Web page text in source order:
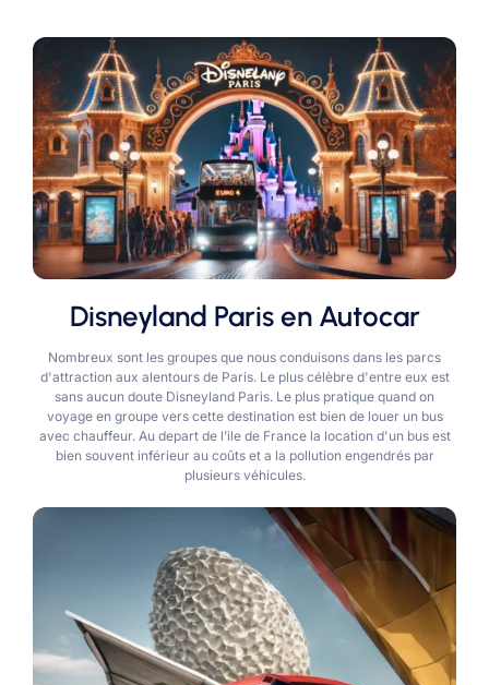
Disneyland Paris en Autocar
Nombreux sont les groupes que nous conduisons dans les parcs
d'attraction aux alentours de Paris. Le plus célèbre d'entre eux est
sans aucun doute Disneyland Paris. Le plus pratique quand on
voyage en groupe vers cette destination est bien de louer un bus
avec chauffeur. Au depart de l’ile de France la location d'un bus est
bien souvent inférieur au coûts et a la pollution engendrés par
plusieurs véhicules.